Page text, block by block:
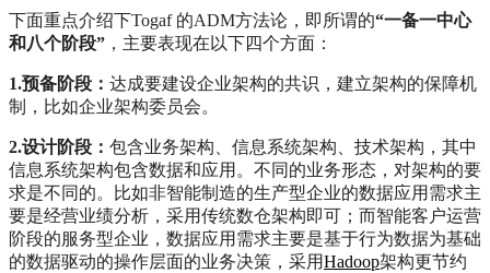
下面重点介绍下Togaf 的ADM方法论，即所谓的“一备一中心
和八个阶段” ，主要表现在以下四个方面：
1.预备阶段： 达成要建设企业架构的共识，建立架构的保障机
制，比如企业架构委员会。
2.设计阶段： 包含业务架构、信息系统架构、技术架构，其中
信息系统架构包含数据和应用。不同的业务形态，对架构的要
求是不同的。比如非智能制造的生产型企业的数据应用需求主
要是经营业绩分析，采用传统数仓架构即可；而智能客户运营
阶段的服务型企业，数据应用需求主要是基于行为数据为基础
的数据驱动的操作层面的业务决策，采用Hadoop架构更节约